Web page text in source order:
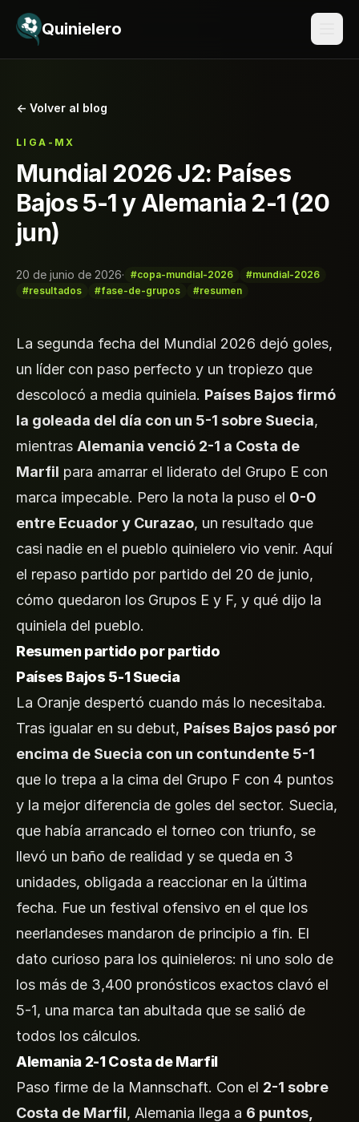
Saltar al contenido
Quinielero
← Volver al blog
LIGA-MX
Mundial 2026 J2: Países
Bajos 5-1 y Alemania 2-1 (20
jun)
20 de junio de 2026· #copa-mundial-2026
#mundial-2026
#resultados
#fase-de-grupos #resumen
La segunda fecha del Mundial 2026 dejó goles,
un líder con paso perfecto y un tropiezo que
descolocó a media quiniela. Países Bajos firmó
la goleada del día con un 5-1 sobre Suecia,
mientras Alemania venció 2-1 a Costa de
Marfil para amarrar el liderato del Grupo E con
marca impecable. Pero la nota la puso el 0-0
entre Ecuador y Curazao, un resultado que
casi nadie en el pueblo quinielero vio venir. Aquí
el repaso partido por partido del 20 de junio,
cómo quedaron los Grupos E y F, y qué dijo la
quiniela del pueblo.
Resumen partido por partido
Países Bajos 5-1 Suecia
La Oranje despertó cuando más lo necesitaba.
Tras igualar en su debut, Países Bajos pasó por
encima de Suecia con un contundente 5-1
que lo trepa a la cima del Grupo F con 4 puntos
y la mejor diferencia de goles del sector. Suecia,
que había arrancado el torneo con triunfo, se
llevó un baño de realidad y se queda en 3
unidades, obligada a reaccionar en la última
fecha. Fue un festival ofensivo en el que los
neerlandeses mandaron de principio a fin. El
dato curioso para los quinieleros: ni uno solo de
los más de 3,400 pronósticos exactos clavó el
5-1, una marca tan abultada que se salió de
todos los cálculos.
Alemania 2-1 Costa de Marfil
Paso firme de la Mannschaft. Con el 2-1 sobre
Costa de Marfil, Alemania llega a 6 puntos,